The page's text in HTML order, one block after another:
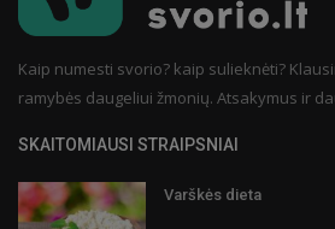
Kaip numesti svorio? kaip sulieknėti?
ramybės daugeliui žmonių. Atsakymus ir
SKAITOMIAUSI STRAIPSNIAI
Varškės dieta